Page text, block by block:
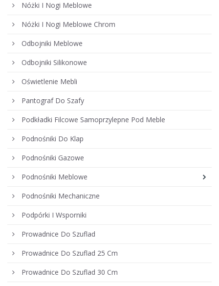
Nóżki I Nogi Meblowe
Nóżki I Nogi Meblowe Chrom
Odbojniki Meblowe
Odbojniki Silikonowe
Oświetlenie Mebli
Pantograf Do Szafy
Podkładki Filcowe Samoprzylepne Pod Meble
Podnośniki Do Klap
Podnośniki Gazowe
Podnośniki Meblowe
Podnośniki Mechaniczne
Podpórki I Wsporniki
Prowadnice Do Szuflad
Prowadnice Do Szuflad 25 Cm
Prowadnice Do Szuflad 30 Cm